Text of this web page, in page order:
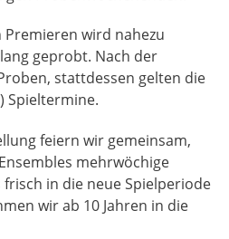
Premieren wird nahezu
geprobt. Nach der
stattdessen gelten die
Spieltermine.
feiern wir gemeinsam,
mehrwöchige
in die neue Spielperiode
wir ab 10 Jahren in die